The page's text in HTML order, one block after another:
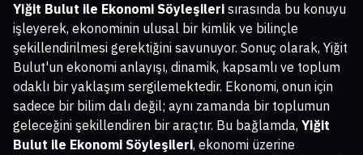
Yiğit Bulut ile Ekonomi Söyleşileri sırasında bu konuyu
işleyerek, ekonominin ulusal bir kimlik ve bilinçle
şekillendirilmesi gerektiğini savunuyor. Sonuç olarak, Yiğit
Bulut'un ekonomi anlayışı, dinamik, kapsamlı ve toplum
odaklı bir yaklaşım sergilemektedir. Ekonomi, onun için
sadece bir bilim dalı değil; aynı zamanda bir toplumun
geleceğini şekillendiren bir araçtır. Bu bağlamda, Yiğit
Bulut ile Ekonomi Söyleşileri, ekonomi üzerine